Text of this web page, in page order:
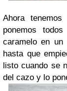
Ahora
ponemos
caramelo en
hasta que
listo cuando se
del cazo y lo